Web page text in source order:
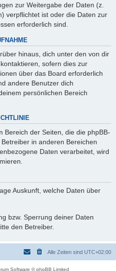
zur Weitergabe der Daten (z.
verpflichtet ist oder die Daten zur
erforderlich sind.
hinaus, dich unter den von dir
sofern dies zur
über das Board erforderlich
andere Benutzer dich
persönlichen Bereich
Bereich der Seiten, die die phpBB-
in anderen Bereichen
Daten verarbeitet, wird
Auskunft, welche Daten über
bzw. Sperrung deiner Daten
den Betreiber.
Alle Zeiten sind UTC+02:00
Software © phpBB Limited